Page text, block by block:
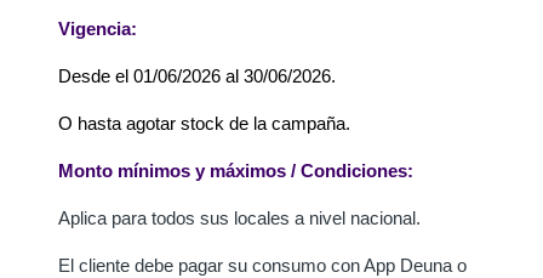
Vigencia:
Desde el 01/06/2026 al 30/06/2026.
O hasta agotar stock de la campaña.
Monto mínimos y máximos / Condiciones:
Aplica para todos sus locales a nivel nacional.
El cliente debe pagar su consumo con App Deuna o